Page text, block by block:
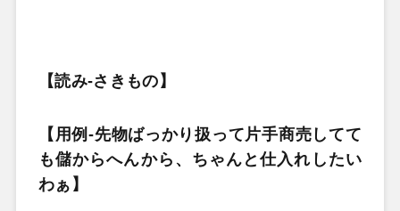
【読み-さきもの】
【用例-先物ばっかり扱って片手商売してて
も儲からへんから、ちゃんと仕入れしたい
わぁ】